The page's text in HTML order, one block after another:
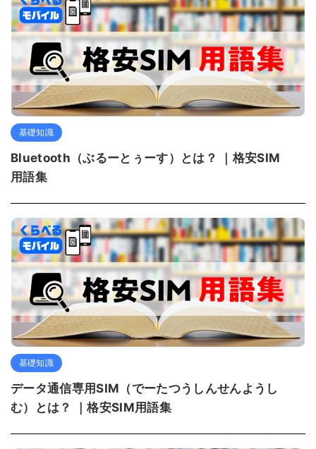
基礎知識
Bluetooth（ぶるーとぅーす）とは？ ｜格安SIM
用語集
基礎知識
データ通信専用SIM（でーたつうしんせんようし
む）とは？ ｜格安SIM用語集